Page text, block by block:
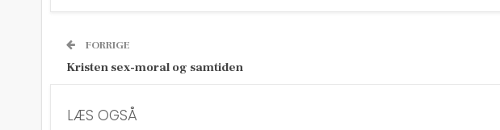
FORRIGE
Kristen sex-moral og samtiden
LÆS OGSÅ